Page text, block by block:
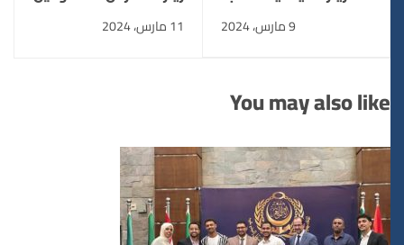
حتشبسوت ومعبد
الكرنك ومعبد الاقصر
للعلوم والتكنولوجيا
بالبحر الأحمر للمعهد
You may also like